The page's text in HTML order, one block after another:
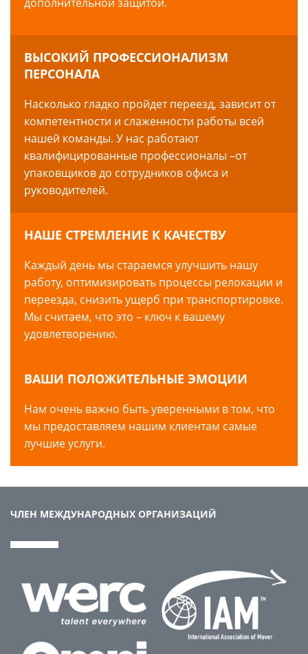
ВЫСОКИЙ ПРОФЕССИОНАЛИЗМ
ПЕРСОНАЛА
Насколько гладко пройдет переезд, зависит от
компетентности и слаженности работы всей
нашей команды. У нас работают
квалифицированные профессионалы –от
упаковщиков до сотрудников офиса и
руководителей.
НАШЕ СТРЕМЛЕНИЕ К КАЧЕСТВУ
Каждый день мы стараемся улучшить нашу
работу, оптимизировать процессы релокации и
переезда, снизить ущерб при транспортировке.
Мы считаем, что это – ключ к вашему
удовлетворению.
ВАШИ ПОЛОЖИТЕЛЬНЫЕ ЭМОЦИИ
Нам очень важно быть уверенными в том, что
мы предоставляем нашим клиентам самые
лучшие услуги.
ЧЛЕН МЕЖДУНАРОДНЫХ ОРГАНИЗАЦИЙ